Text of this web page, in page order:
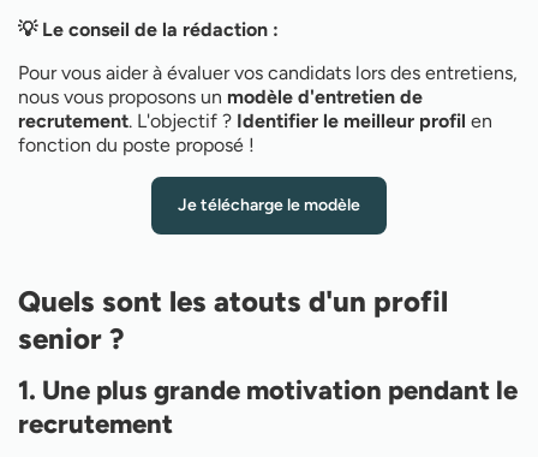
💡 Le conseil de la rédaction :
Pour vous aider à évaluer vos candidats lors des entretiens,
nous vous proposons un modèle d'entretien de
recrutement. L'objectif ? Identifier le meilleur profil en
fonction du poste proposé !
Je télécharge le modèle
Quels sont les atouts d'un profil
senior ?
1. Une plus grande motivation pendant le
recrutement